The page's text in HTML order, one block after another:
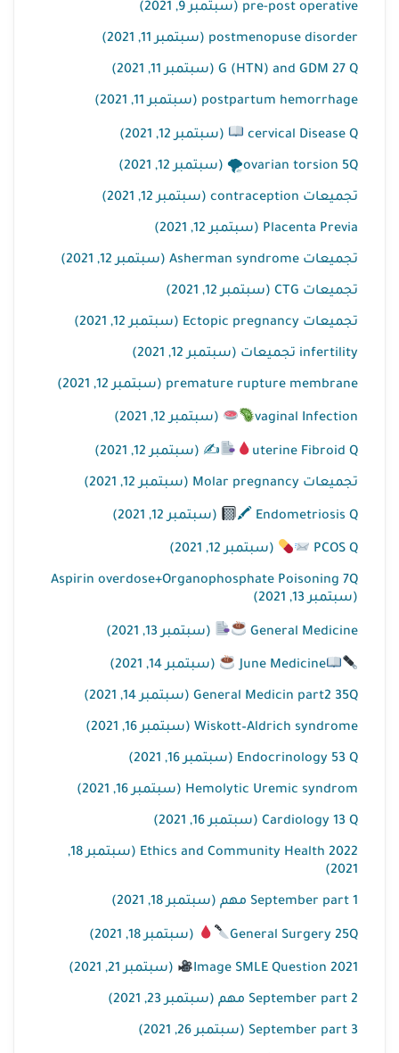
pre-post operative (سبتمبر 9, 2021)
postmenopuse disorder (سبتمبر 11, 2021)
G (HTN) and GDM 27 Q (سبتمبر 11, 2021)
postpartum hemorrhage (سبتمبر 11, 2021)
cervical Disease Q (سبتمبر 12, 2021)
ovarian torsion 5Q🌪 (سبتمبر 12, 2021)
تجميعات contraception (سبتمبر 12, 2021)
Placenta Previa (سبتمبر 12, 2021)
تجميعات Asherman syndrome (سبتمبر 12, 2021)
تجميعات CTG (سبتمبر 12, 2021)
تجميعات Ectopic pregnancy (سبتمبر 12, 2021)
infertility تجميعات (سبتمبر 12, 2021)
premature rupture membrane (سبتمبر 12, 2021)
vaginal Infection (سبتمبر 12, 2021)
uterine Fibroid Q
✍ (سبتمبر 12, 2021)
تجميعات Molar pregnancy (سبتمبر 12, 2021)
Endometriosis Q 🖍 (سبتمبر 12, 2021)
PCOS Q (سبتمبر 12, 2021)
Aspirin overdose+Organophosphate Poisoning 7Q
(سبتمبر 13, 2021)
General Medicine (سبتمبر 13, 2021)
June Medicine (سبتمبر 14, 2021)
General Medicin part2 35Q (سبتمبر 14, 2021)
Wiskott–Aldrich syndrome (سبتمبر 16, 2021)
Endocrinology 53 Q (سبتمبر 16, 2021)
Hemolytic Uremic syndrom (سبتمبر 16, 2021)
Cardiology 13 Q (سبتمبر 16, 2021)
Ethics and Community Health 2022 (سبتمبر 18,
2021)
September part 1 مهم (سبتمبر 18, 2021)
General Surgery 25Q (سبتمبر 18, 2021)
Image SMLE Question 2021 (سبتمبر 21, 2021)
September part 2 مهم (سبتمبر 23, 2021)
September part 3 (سبتمبر 26, 2021)